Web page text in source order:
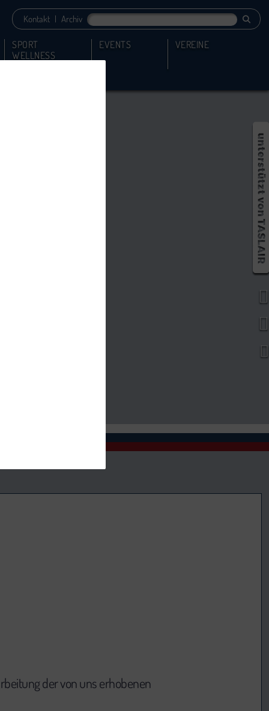
Kontakt | Archiv
SPORT
WELLNESS
EVENTS VEREINE
der von uns erhobenen